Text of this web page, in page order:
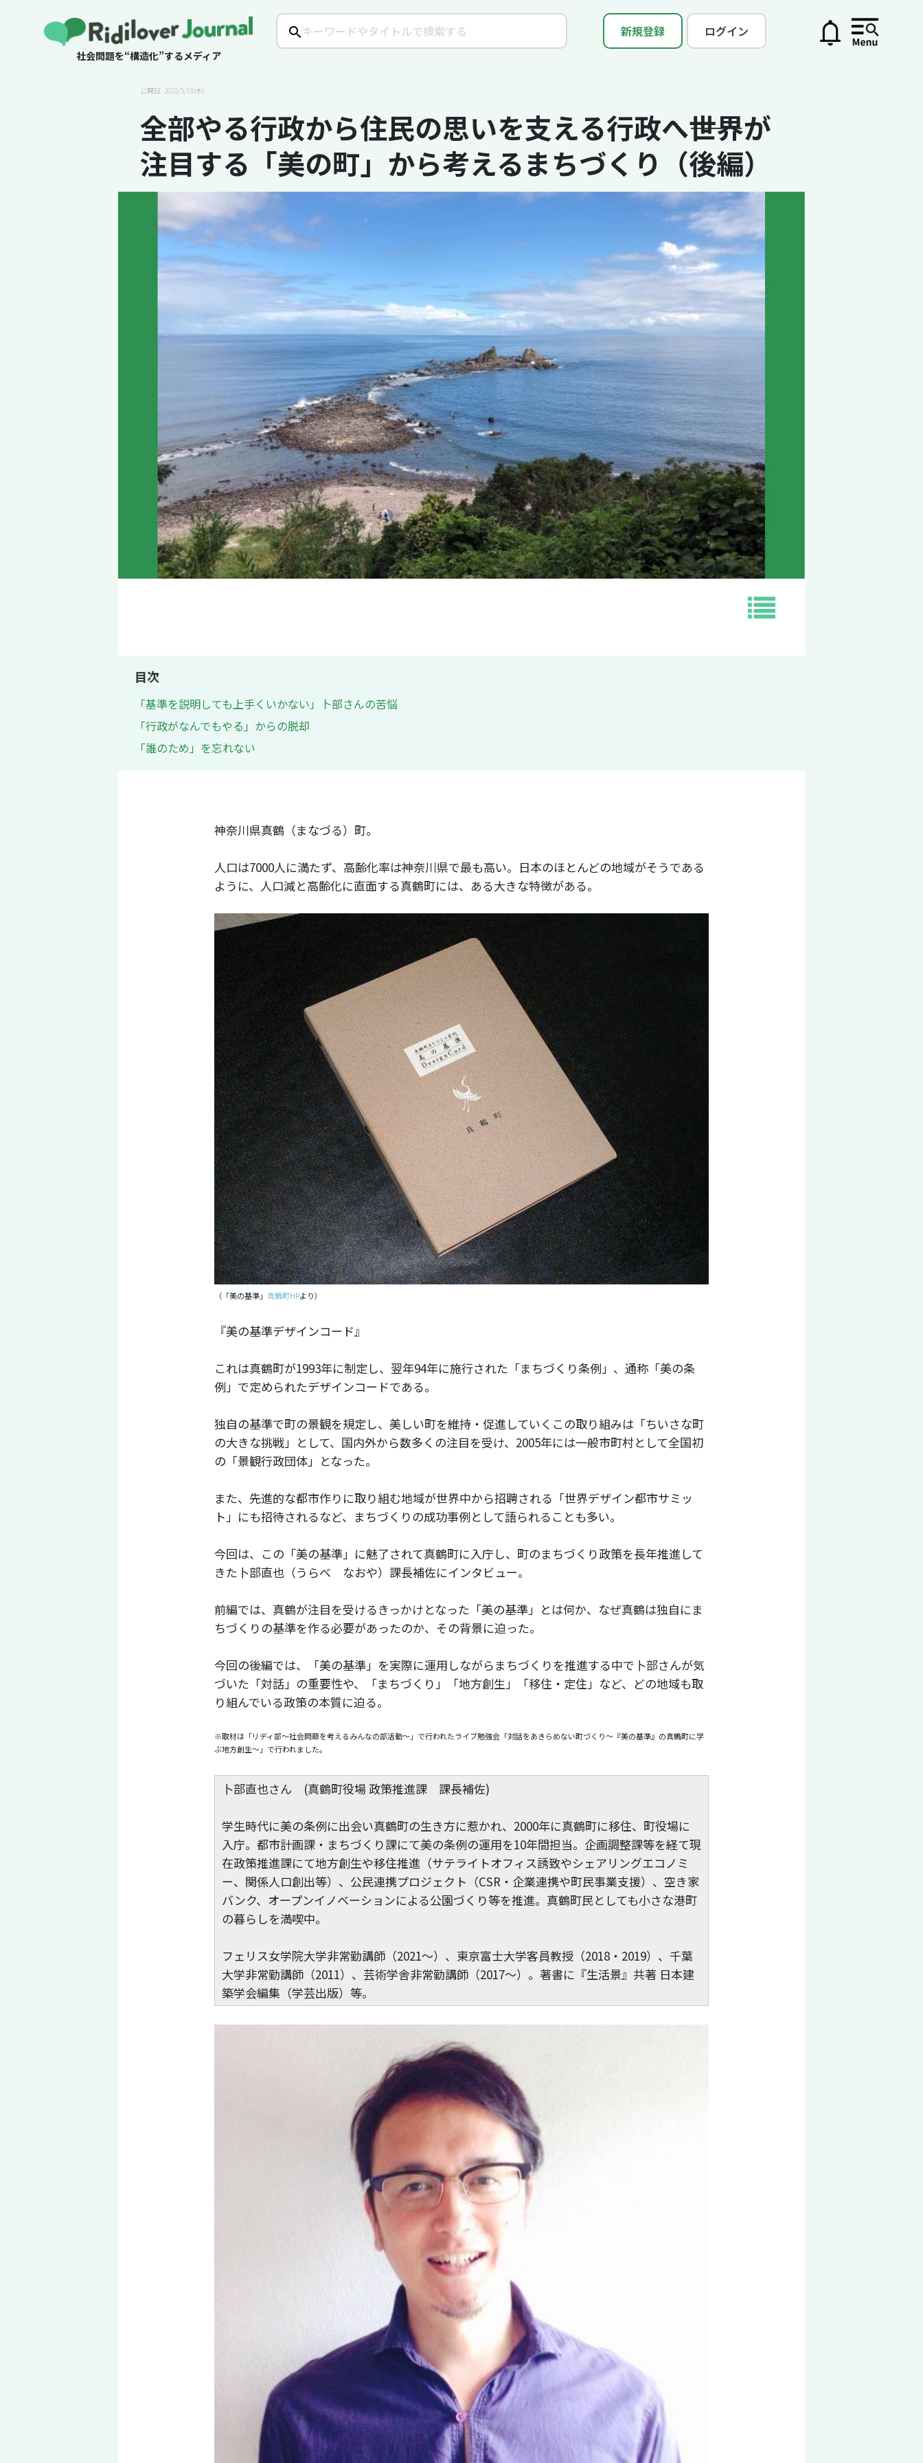
社会問題を“構造化”するメディア
新規登録 ログイン
公開日: 2022/5/19(木)
全部やる行政から住民の思いを支える行政へ――世界が
注目する「美の町」から考えるまちづくり（後編）
目次
「基準を説明しても上手くいかない」卜部さんの苦悩
「行政がなんでもやる」からの脱却
「誰のため」を忘れない
神奈川県真鶴（まなづる）町。
人口は7000人に満たず、高齢化率は神奈川県で最も高い。日本のほとんどの地域がそうである
ように、人口減と高齢化に直面する真鶴町には、ある大きな特徴がある。
（「美の基準」 真鶴町HPより）
『美の基準デザインコード』
これは真鶴町が1993年に制定し、翌年94年に施行された「まちづくり条例」、通称「美の条
例」で定められたデザインコードである。
独自の基準で町の景観を規定し、美しい町を維持・促進していくこの取り組みは「ちいさな町
の大きな挑戦」として、国内外から数多くの注目を受け、2005年には一般市町村として全国初
の「景観行政団体」となった。
また、先進的な都市作りに取り組む地域が世界中から招聘される「世界デザイン都市サミッ
ト」にも招待されるなど、まちづくりの成功事例として語られることも多い。
今回は、この「美の基準」に魅了されて真鶴町に入庁し、町のまちづくり政策を長年推進して
きた卜部直也（うらべ なおや）課長補佐にインタビュー。
前編では、真鶴が注目を受けるきっかけとなった「美の基準」とは何か、なぜ真鶴は独自にま
ちづくりの基準を作る必要があったのか、その背景に迫った。
今回の後編では、「美の基準」を実際に運用しながらまちづくりを推進する中で卜部さんが気
づいた「対話」の重要性や、「まちづくり」「地方創生」「移住・定住」など、どの地域も取
り組んでいる政策の本質に迫る。
※取材は「リディ部〜社会問題を考えるみんなの部活動〜」で行われたライブ勉強会「対話をあきらめない町づくり〜『美の基準』の真鶴町に学
ぶ地方創生〜」で行われました。
卜部直也さん (真鶴町役場 政策推進課 課長補佐)
学生時代に美の条例に出会い真鶴町の生き方に惹かれ、2000年に真鶴町に移住、町役場に
入庁。都市計画課・まちづくり課にて美の条例の運用を10年間担当。企画調整課等を経て現
在政策推進課にて地方創生や移住推進（サテライトオフィス誘致やシェアリングエコノミ
ー、関係人口創出等）、公民連携プロジェクト（CSR・企業連携や町民事業支援）、空き家
バンク、オープンイノベーションによる公園づくり等を推進。真鶴町民としても小さな港町
の暮らしを満喫中。
フェリス女学院大学非常勤講師（2021～）、東京富士大学客員教授（2018・2019）、千葉
大学非常勤講師（2011）、芸術学舎非常勤講師（2017～）。著書に『生活景』共著 日本建
築学会編集（学芸出版）等。